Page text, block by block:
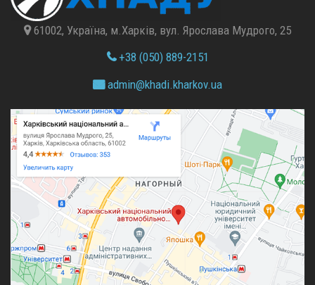
61002, Україна, м.Харків, вул. Ярослава Мудрого, 25
+38 (050) 889-2151
admin@khadi.kharkov.ua